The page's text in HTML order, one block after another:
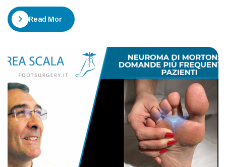
Neuroma di Morton è una patologia non grave ma
dolorosa.
Read More